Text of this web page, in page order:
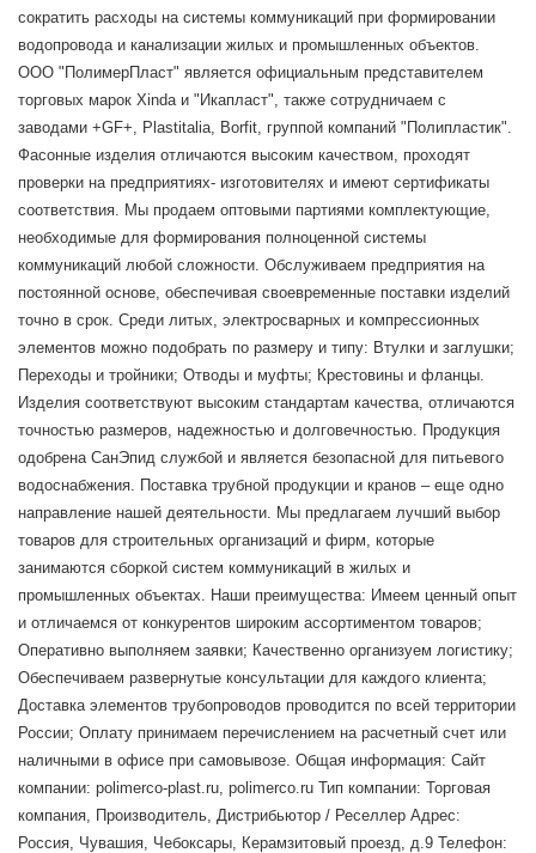
сократить расходы на системы коммуникаций при формировании
водопровода и канализации жилых и промышленных объектов.
ООО "ПолимерПласт" является официальным представителем
торговых марок Xinda и "Икапласт", также сотрудничаем с
заводами +GF+, Plastitalia, Borfit, группой компаний "Полипластик".
Фасонные изделия отличаются высоким качеством, проходят
проверки на предприятиях- изготовителях и имеют сертификаты
соответствия. Мы продаем оптовыми партиями комплектующие,
необходимые для формирования полноценной системы
коммуникаций любой сложности. Обслуживаем предприятия на
постоянной основе, обеспечивая своевременные поставки изделий
точно в срок. Среди литых, электросварных и компрессионных
элементов можно подобрать по размеру и типу: Втулки и заглушки;
Переходы и тройники; Отводы и муфты; Крестовины и фланцы.
Изделия соответствуют высоким стандартам качества, отличаются
точностью размеров, надежностью и долговечностью. Продукция
одобрена СанЭпид службой и является безопасной для питьевого
водоснабжения. Поставка трубной продукции и кранов – еще одно
направление нашей деятельности. Мы предлагаем лучший выбор
товаров для строительных организаций и фирм, которые
занимаются сборкой систем коммуникаций в жилых и
промышленных объектах. Наши преимущества: Имеем ценный опыт
и отличаемся от конкурентов широким ассортиментом товаров;
Оперативно выполняем заявки; Качественно организуем логистику;
Обеспечиваем развернутые консультации для каждого клиента;
Доставка элементов трубопроводов проводится по всей территории
России; Оплату принимаем перечислением на расчетный счет или
наличными в офисе при самовывозе. Общая информация: Сайт
компании: polimerco-plast.ru, polimerco.ru Тип компании: Торговая
компания, Производитель, Дистрибьютор / Реселлер Адрес:
Россия, Чувашия, Чебоксары, Керамзитовый проезд, д.9 Телефон: